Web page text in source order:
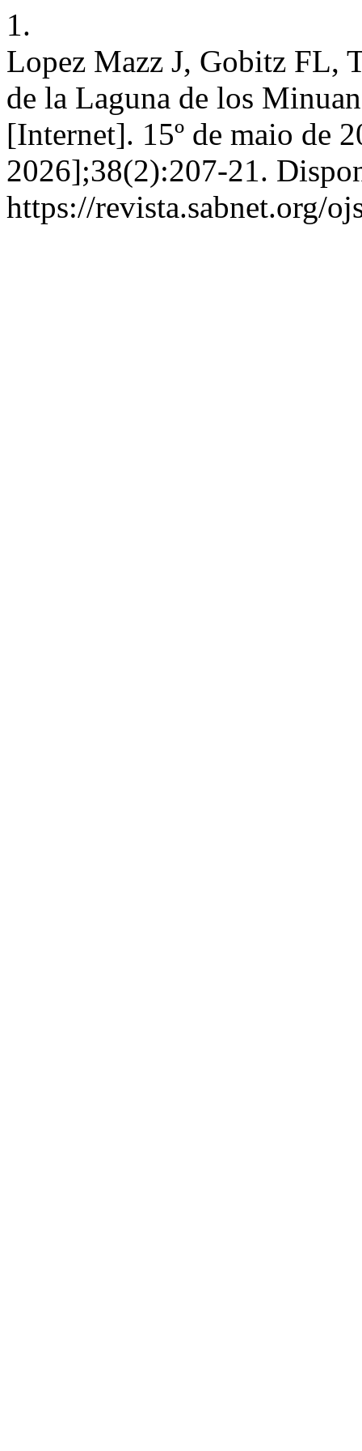
1.
Lopez Mazz J, Gobitz FL,
de la Laguna de los
[Internet]. 15º de maio de
2026];38(2):207-21.
https://revista.sabnet.org/